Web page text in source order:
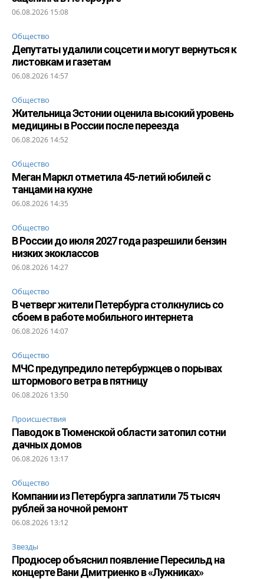
06.08.2026 15:08
Общество
Депутаты удалили соцсети и могут вернуться к
листовкам и газетам
06.08.2026 14:57
Общество
Жительница Эстонии оценила высокий уровень
медицины в России после переезда
06.08.2026 14:52
Общество
Меган Маркл отметила 45-летий юбилей с
танцами на кухне
06.08.2026 14:35
Общество
В России до июля 2027 года разрешили бензин
низких экоклассов
06.08.2026 14:27
Общество
В четверг жители Петербурга столкнулись со
сбоем в работе мобильного интернета
06.08.2026 14:07
Общество
МЧС предупредило петербуржцев о порывах
штормового ветра в пятницу
06.08.2026 13:50
Происшествия
Паводок в Тюменской области затопил сотни
дачных домов
06.08.2026 13:17
Общество
Компании из Петербурга заплатили 75 тысяч
рублей за ночной ремонт
06.08.2026 13:12
Звезды
Продюсер объяснил появление Пересильд на
концерте Вани Дмитриенко в «Лужниках»